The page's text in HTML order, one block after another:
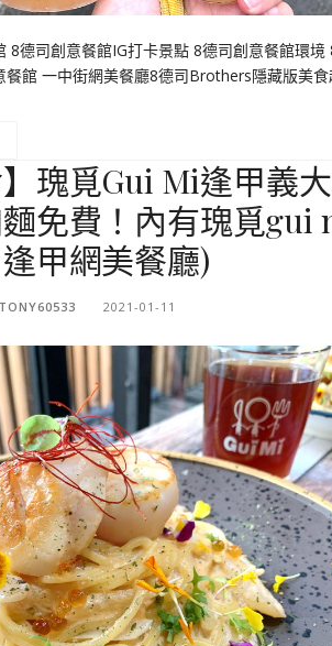
8德司創意餐館IG打卡景點 8德司創意餐館環
餐館 一中街網美餐廳8德司Brothers隱藏版美
】瑰覓Gui Mi逢甲義
免費！內有瑰覓gui
甲網美餐廳)
TONY60533 2021-01-11